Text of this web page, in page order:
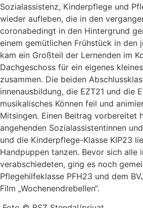
Sozialassistenz, Kinderpflege und
wieder aufleben, die in den
coronabedingt in den Hintergrund
einem gemütlichen Frühstück in den
kam ein Großteil der Lernenden im
Dachgeschoss für ein eigenes
zusammen. Die beiden
innenausbildung, die EZT21 und die
musikalisches Können feil und
Mitsingen. Einen Beitrag vorbereitet
angehenden Sozialassistentinnen
und die Kinderpflege-Klasse KIP23
Handpuppen tanzen. Bevor sich alle
verabschiedeten, ging es noch
Pflegehilfeklasse PFH23 und dem
Film „Wochenendrebellen“.